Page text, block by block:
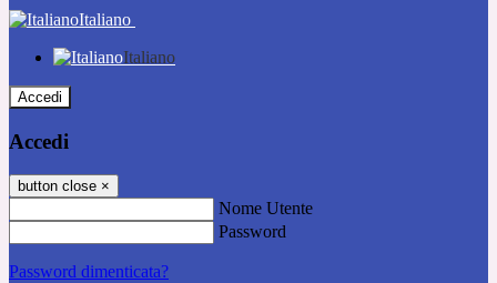
Italiano
Italiano
Accedi
Accedi
button close ×
Nome Utente
Password
Password dimenticata?